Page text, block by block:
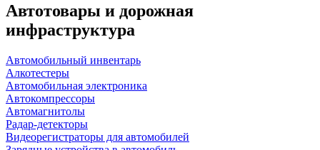
Автотовары и дорожная
инфраструктура
Автомобильный инвентарь
Алкотестеры
Автомобильная электроника
Автокомпрессоры
Автомагнитолы
Радар-детекторы
Видеорегистраторы для автомобилей